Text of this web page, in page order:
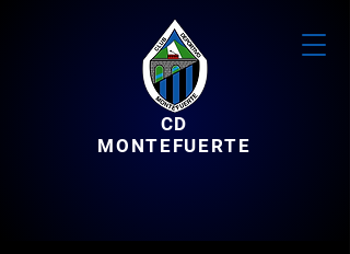
CD
MONTEFUERTE